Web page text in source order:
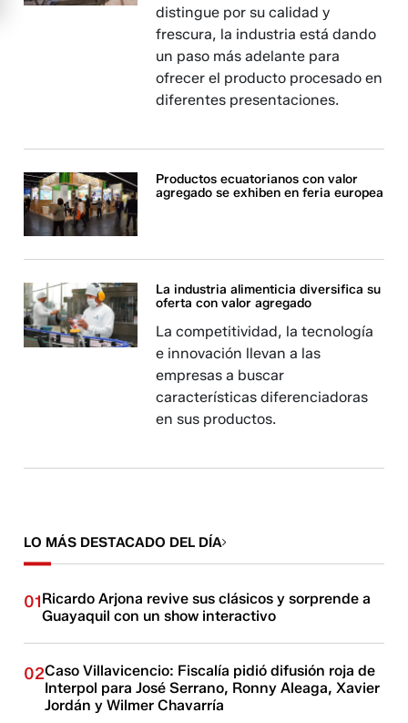
distingue por su calidad y
frescura, la industria está dando
un paso más adelante para
ofrecer el producto procesado en
diferentes presentaciones.
Productos ecuatorianos con valor
agregado se exhiben en feria europea
La industria alimenticia diversifica su
oferta con valor agregado
La competitividad, la tecnología
e innovación llevan a las
empresas a buscar
características diferenciadoras
en sus productos.
LO MÁS DESTACADO DEL DÍA
01Ricardo Arjona revive sus clásicos y sorprende a
Guayaquil con un show interactivo
02Caso Villavicencio: Fiscalía pidió difusión roja de
Interpol para José Serrano, Ronny Aleaga, Xavier
Jordán y Wilmer Chavarría